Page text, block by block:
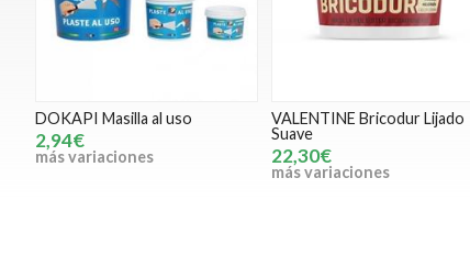
DOKAPI Masilla al uso
2,94€
más variaciones
VALENTINE Bricodur Lijado
Suave
22,30€
más variaciones